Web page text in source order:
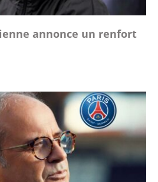
annonce un renfort